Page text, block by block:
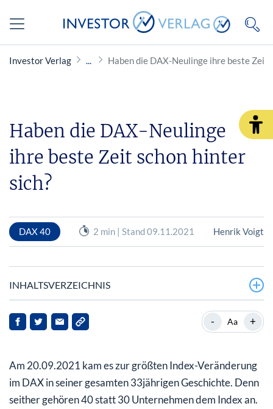
Investor Verlag Haben die DAX-Neulinge ihre beste Zeit
Haben die DAX-Neulinge
ihre beste Zeit schon hinter
sich?
DAX 40 2 min | Stand 09.11.2021 Henrik Voigt
INHALTSVERZEICHNIS
Wie verändert sich der DAX durch die Erweiterung?
Haben die DAX-Neulinge ihre beste Zeit schon hinter
- Aa +
Am 20.09.2021 kam es zur größten Index-Veränderung
im DAX in seiner gesamten 33jährigen Geschichte. Denn
seither gehören 40 statt 30 Unternehmen dem Index an.